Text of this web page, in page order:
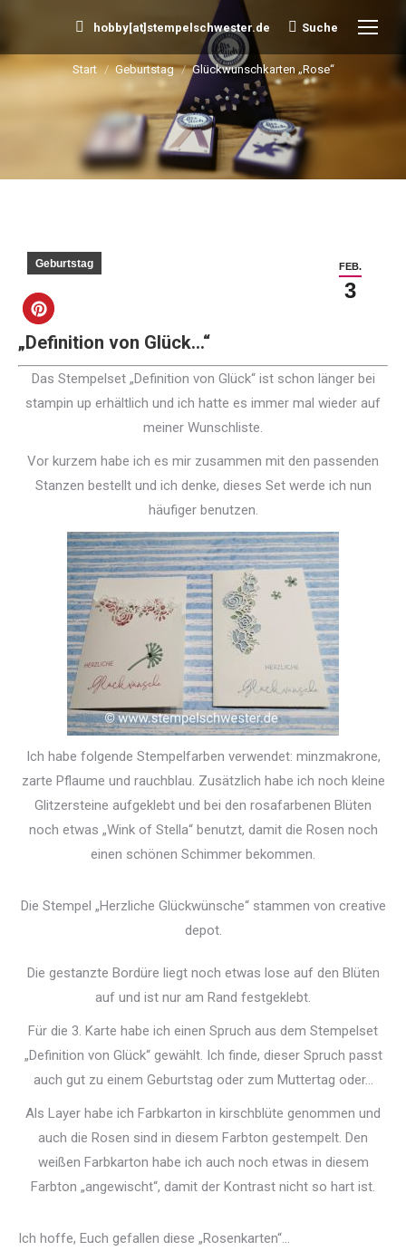
hobby[at]stempelschwester.de Search:
Suche
Sie befinden sich hier:
Start Geburtstag Glückwunschkarten „Rose“
FEB.
3
Geburtstag
„Definition von Glück…“
Das Stempelset „Definition von Glück“ ist schon länger bei
stampin up erhältlich und ich hatte es immer mal wieder auf
meiner Wunschliste.
Vor kurzem habe ich es mir zusammen mit den passenden
Stanzen bestellt und ich denke, dieses Set werde ich nun
häufiger benutzen.
Ich habe folgende Stempelfarben verwendet: minzmakrone,
zarte Pflaume und rauchblau. Zusätzlich habe ich noch kleine
Glitzersteine aufgeklebt und bei den rosafarbenen Blüten
noch etwas „Wink of Stella“ benutzt, damit die Rosen noch
einen schönen Schimmer bekommen.
Die Stempel „Herzliche Glückwünsche“ stammen von creative
depot.
Die gestanzte Bordüre liegt noch etwas lose auf den Blüten
auf und ist nur am Rand festgeklebt.
Für die 3. Karte habe ich einen Spruch aus dem Stempelset
„Definition von Glück“ gewählt. Ich finde, dieser Spruch passt
auch gut zu einem Geburtstag oder zum Muttertag oder…
Als Layer habe ich Farbkarton in kirschblüte genommen und
auch die Rosen sind in diesem Farbton gestempelt. Den
weißen Farbkarton habe ich auch noch etwas in diesem
Farbton „angewischt“, damit der Kontrast nicht so hart ist.
Ich hoffe, Euch gefallen diese „Rosenkarten“…